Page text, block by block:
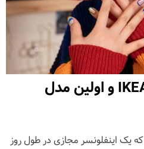
imma مدل مجازی IKEA و اولین مدل
که یک اینفلونسر مجازی در طول روز